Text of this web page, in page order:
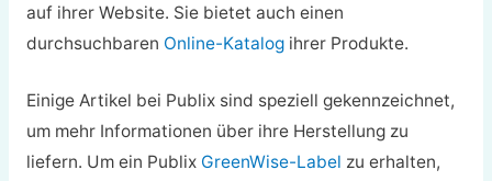
auf ihrer Website. Sie bietet auch einen
durchsuchbaren Online-Katalogihrer Produkte.
Einige Artikel bei Publix sind speziell gekennzeichnet,
um mehr Informationen über ihre Herstellung zu
liefern. Um ein Publix GreenWise-Label zu erhalten,